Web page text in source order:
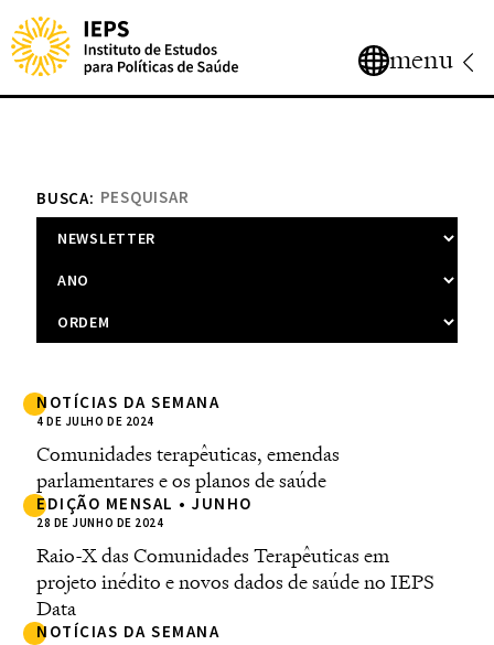
menu
BUSCA:
NOTÍCIAS DA SEMANA
4 DE JULHO DE 2024
Comunidades terapêuticas, emendas
parlamentares e os planos de saúde
EDIÇÃO MENSAL • JUNHO
28 DE JUNHO DE 2024
Raio-X das Comunidades Terapêuticas em
projeto inédito e novos dados de saúde no IEPS
Data
NOTÍCIAS DA SEMANA